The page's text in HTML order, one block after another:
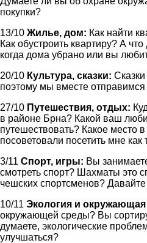
покупки?
13/10 Жилье, дом: Как найти
Как обустроить квартиру? А
когда дома убрано или вы
20/10 Культура, сказки:
поэтому мы вместе
27/10 Путешествия, отдых:
в районе Брна? Какой ваш
путешествовать? Какое место
посоветовали посетить мне как
3/11 Спорт, игры: Вы
смотреть спорт? Шахматы это
чешских спортсменов?
10/11 Экология и окружающая
окружающей среды? Вы
думаете, экологические
улучшаться?